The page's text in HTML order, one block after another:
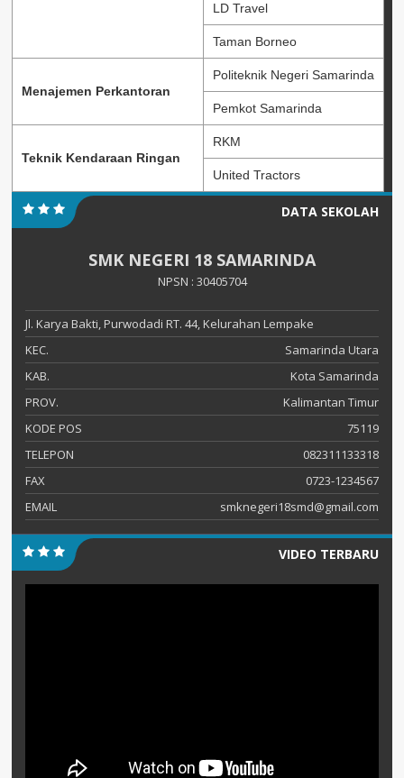
LD Travel
Taman Borneo
Menajemen Perkantoran
Politeknik Negeri Samarinda
Pemkot Samarinda
Teknik Kendaraan Ringan
RKM
United Tractors
DATA SEKOLAH
SMK NEGERI 18 SAMARINDA
NPSN : 30405704
Jl. Karya Bakti, Purwodadi RT. 44, Kelurahan Lempake
KEC.
Samarinda Utara
KAB.
Kota Samarinda
PROV.
Kalimantan Timur
KODE POS
75119
TELEPON
082311133318
FAX
0723-1234567
EMAIL
smknegeri18smd@gmail.com
VIDEO TERBARU